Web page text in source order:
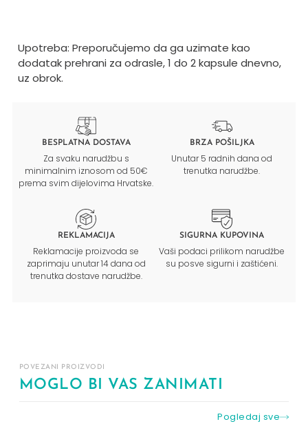
Upotreba: Preporučujemo da ga uzimate kao
dodatak prehrani za odrasle, 1 do 2 kapsule dnevno,
uz obrok.
BESPLATNA DOSTAVA
Za svaku narudžbu s
minimalnim iznosom od 50€
prema svim dijelovima Hrvatske.
BRZA POŠILJKA
Unutar 5 radnih dana od
trenutka narudžbe.
REKLAMACIJA
Reklamacije proizvoda se
zaprimaju unutar 14 dana od
trenutka dostave narudžbe.
SIGURNA KUPOVINA
Vaši podaci prilikom narudžbe
su posve sigurni i zaštićeni.
POVEZANI PROIZVODI
MOGLO BI VAS ZANIMATI
Pogledaj sve